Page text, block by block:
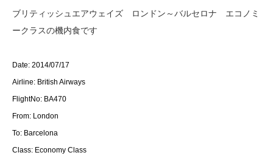
ブリティッシュエアウェイズ ロンドン～バルセロナ エコノミ
ークラスの機内食です
Date: 2014/07/17
Airline: British Airways
FlightNo: BA470
From: London
To: Barcelona
Class: Economy Class